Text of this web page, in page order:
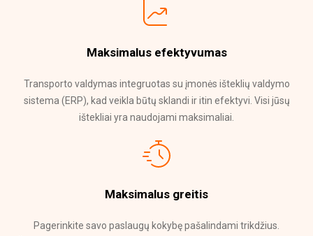
Maksimalus efektyvumas
Transporto valdymas integruotas su įmonės išteklių valdymo
sistema (ERP), kad veikla būtų sklandi ir itin efektyvi. Visi jūsų
ištekliai yra naudojami maksimaliai.
Maksimalus greitis
Pagerinkite savo paslaugų kokybę pašalindami trikdžius.